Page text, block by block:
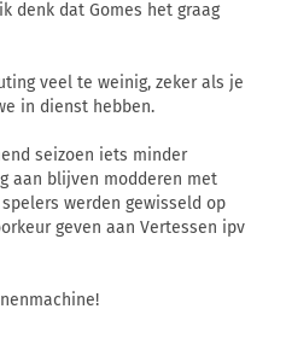
denk dat Gomes het graag
veel te weinig, zeker als je
in dienst hebben.
seizoen iets minder
aan blijven modderen met
werden gewisseld op
geven aan Vertessen ipv